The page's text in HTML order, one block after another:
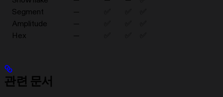
Segment
—
Amplitude
—
Hex
—
관련 문서